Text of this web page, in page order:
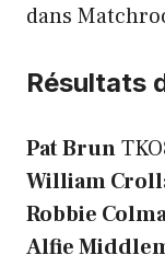
dans
Résultats
Pat Brun
William
Robbie
Alfie